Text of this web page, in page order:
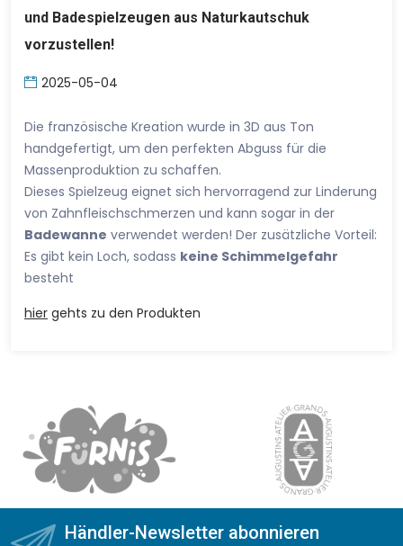
und Badespielzeugen aus Naturkautschuk
vorzustellen!
2025-05-04
Die französische Kreation wurde in 3D aus Ton
handgefertigt, um den perfekten Abguss für die
Massenproduktion zu schaffen.
Dieses Spielzeug eignet sich hervorragend zur Linderung
von Zahnfleischschmerzen und kann sogar in der
Badewanne verwendet werden! Der zusätzliche Vorteil:
Es gibt kein Loch, sodass keine Schimmelgefahr
besteht
hier gehts zu den Produkten
Händler-Newsletter abonnieren